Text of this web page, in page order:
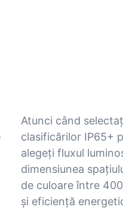
Atunci când
clasificărilor IP65+
alegeți fluxul
dimensiunea
de culoare între
și eficiență